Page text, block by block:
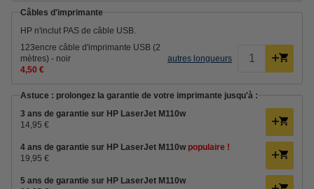
Câbles d'imprimante
HP n'inclut PAS de câble USB.
123encre câble d'imprimante USB (2
mètres) - noir
4,50 €
autres longueurs
Astuce : prolongez la garantie de votre imprimante jusqu'à :
3 ans de garantie sur HP LaserJet M110w
14,95 €
4 ans de garantie sur HP LaserJet M110w populaire !
19,95 €
5 ans de garantie sur HP LaserJet M110w